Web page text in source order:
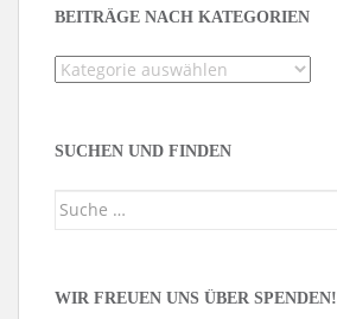
BEITRÄGE NACH KATEGORIEN
Beiträge
SUCHEN UND FINDEN
Suche
WIR FREUEN UNS ÜBER SPENDEN!